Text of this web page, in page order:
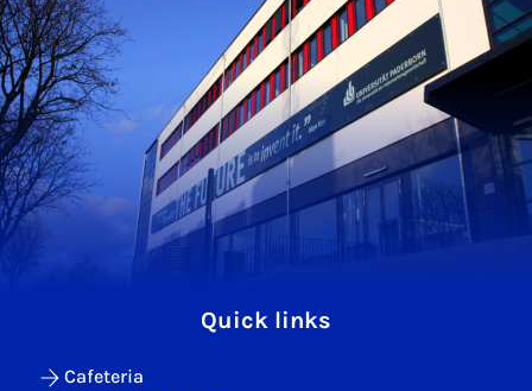
Quick links
Cafeteria